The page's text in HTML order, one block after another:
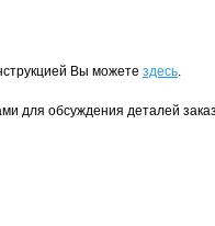
Вы можете здесь.
обсуждения деталей